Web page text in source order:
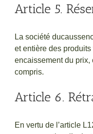
Article 5.
La société
et entière des
encaissement du prix,
compris.
Article 6.
En vertu de l’article